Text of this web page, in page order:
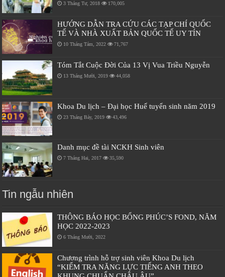
3 Tháng Tư, 2018 170,005
HƯỚNG DẪN TRA CỨU CÁC TẠP CHÍ QUỐC
TẾ VÀ NHÀ XUẤT BẢN QUỐC TẾ UY TÍN
10 Tháng Tám, 2022 71,767
Tóm Tắt Cuộc Đời Của 13 Vị Vua Triều Nguyễn
13 Tháng Mười, 2019 44,058
Khoa Du lịch – Đại học Huế tuyển sinh năm 2019
23 Tháng Bảy, 2019 43,496
Danh mục đề tài NCKH Sinh viên
7 Tháng Hai, 2017 35,590
Tin ngẫu nhiên
THÔNG BÁO HỌC BỔNG PHÚC’S FOND, NĂM
HỌC 2022-2023
6 Tháng Mười, 2022
Chương trình hỗ trợ sinh viên Khoa Du lịch
“KIỂM TRA NĂNG LỰC TIẾNG ANH THEO